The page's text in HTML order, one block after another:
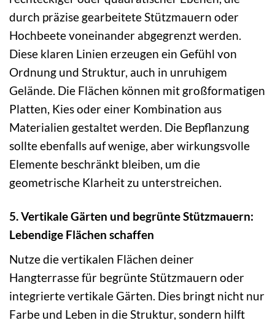
durch präzise gearbeitete Stützmauern oder
Hochbeete voneinander abgegrenzt werden.
Diese klaren Linien erzeugen ein Gefühl von
Ordnung und Struktur, auch in unruhigem
Gelände. Die Flächen können mit großformatigen
Platten, Kies oder einer Kombination aus
Materialien gestaltet werden. Die Bepflanzung
sollte ebenfalls auf wenige, aber wirkungsvolle
Elemente beschränkt bleiben, um die
geometrische Klarheit zu unterstreichen.
5. Vertikale Gärten und begrünte Stützmauern:
Lebendige Flächen schaffen
Nutze die vertikalen Flächen deiner
Hangterrasse für begrünte Stützmauern oder
integrierte vertikale Gärten. Dies bringt nicht nur
Farbe und Leben in die Struktur, sondern hilft